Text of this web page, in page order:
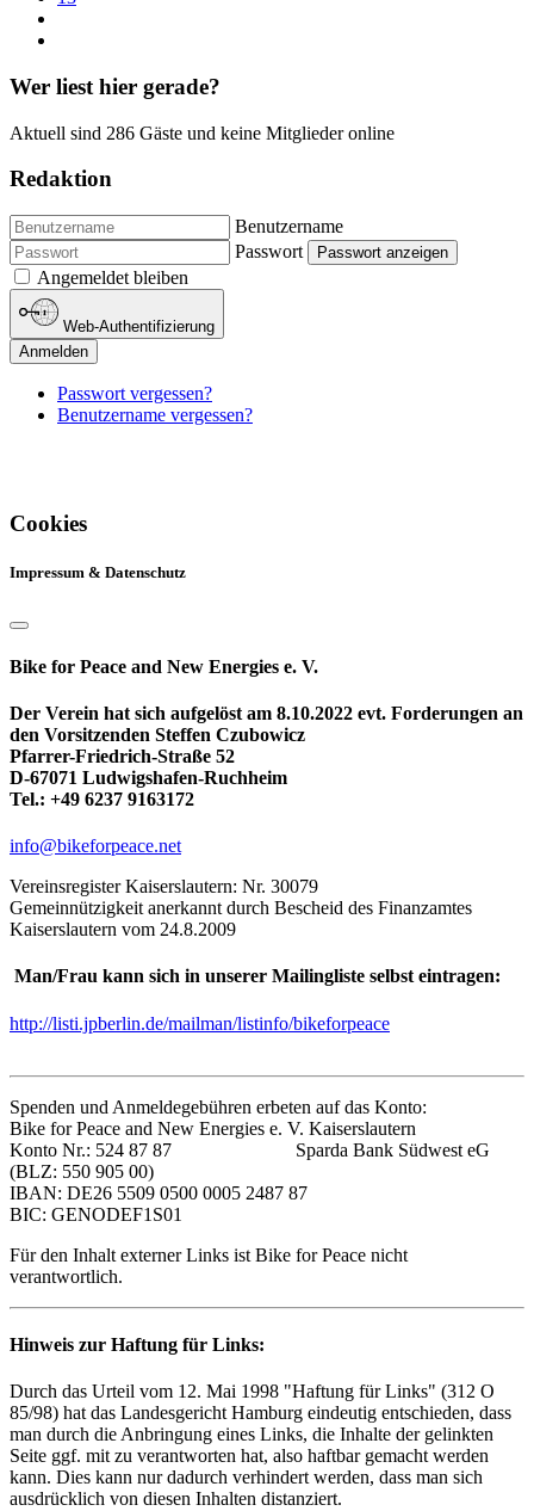
Wer liest hier gerade?
Aktuell sind 286 Gäste und keine Mitglieder online
Redaktion
Benutzername
Passwort
Passwort anzeigen
Angemeldet bleiben
Web-Authentifizierung
Anmelden
Passwort vergessen?
Benutzername vergessen?
Cookies
Impressum & Datenschutz
Bike for Peace and New Energies e. V.
Der Verein hat sich aufgelöst am 8.10.2022 evt. Forderungen an
den Vorsitzenden Steffen Czubowicz
Pfarrer-Friedrich-Straße 52
D-67071 Ludwigshafen-Ruchheim
Tel.: +49 6237 9163172
info@bikeforpeace.net
Vereinsregister Kaiserslautern: Nr. 30079
Gemeinnützigkeit anerkannt durch Bescheid des Finanzamtes
Kaiserslautern vom 24.8.2009
Man/Frau kann sich in unserer Mailingliste selbst eintragen:
http://listi.jpberlin.de/mailman/listinfo/bikeforpeace
Spenden und Anmeldegebühren erbeten auf das Konto:
Bike for Peace and New Energies e. V. Kaiserslautern
Konto Nr.: 524 87 87 Sparda Bank Südwest eG
(BLZ: 550 905 00)
IBAN: DE26 5509 0500 0005 2487 87
BIC: GENODEF1S01
Für den Inhalt externer Links ist Bike for Peace nicht
verantwortlich.
Hinweis zur Haftung für Links:
Durch das Urteil vom 12. Mai 1998 "Haftung für Links" (312 O
85/98) hat das Landesgericht Hamburg eindeutig entschieden, dass
man durch die Anbringung eines Links, die Inhalte der gelinkten
Seite ggf. mit zu verantworten hat, also haftbar gemacht werden
kann. Dies kann nur dadurch verhindert werden, dass man sich
ausdrücklich von diesen Inhalten distanziert.